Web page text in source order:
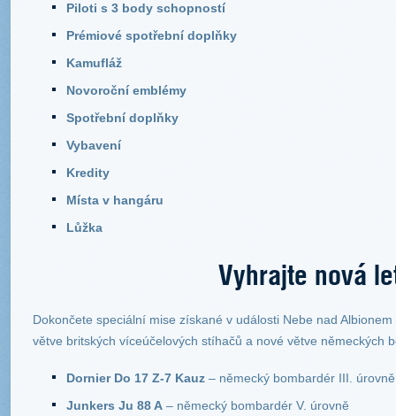
Piloti s 3 body schopností
Prémiové spotřební doplňky
Kamufláž
Novoroční emblémy
Spotřební doplňky
Vybavení
Kredity
Místa v hangáru
Lůžka
Vyhrajte nová
Dokončete speciální mise získané v události Nebe nad
větve britských víceúčelových stíhačů a nové větve německých
Dornier Do 17 Z-7 Kauz – německý bombardér III. úrovně
Junkers Ju 88 A – německý bombardér V. úrovně